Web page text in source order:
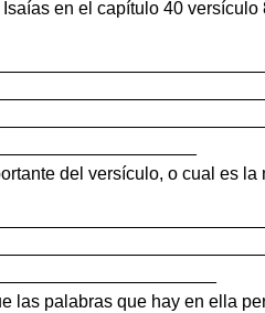
en el capítulo 40
del versículo, o cual es la
las palabras que hay en ella